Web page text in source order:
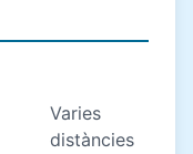
Varies
distàncies